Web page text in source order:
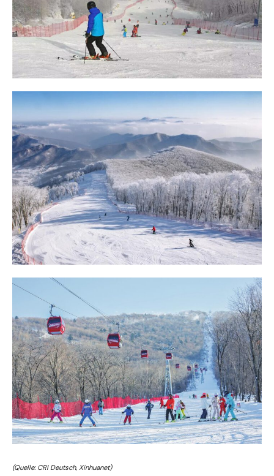
(Quelle: CRI Deutsch, Xinhuanet)